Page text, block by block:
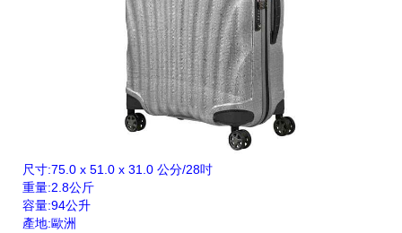
尺寸:75.0 x 51.0 x 31.0 公分/28吋
重量:2.8公斤
容量:94公升
產地:歐洲